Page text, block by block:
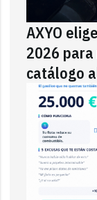
AXYO
2026
catálogo